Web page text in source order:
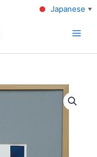
Japanese ▼